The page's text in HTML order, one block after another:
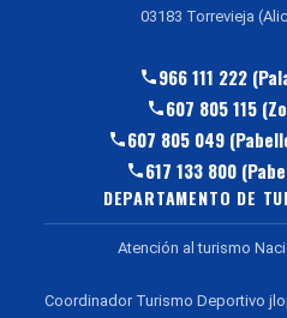
03183 Torrevieja
966 111 222
607 805 115
607 805 049
617 133 800
DEPARTAMENTO DE
Atención al turismo
Coordinador Turismo Deportivo